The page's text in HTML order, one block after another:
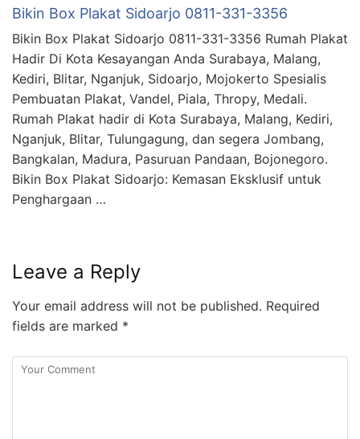
Bikin Box Plakat Sidoarjo 0811-331-3356
Bikin Box Plakat Sidoarjo 0811-331-3356 Rumah Plakat
Hadir Di Kota Kesayangan Anda Surabaya, Malang,
Kediri, Blitar, Nganjuk, Sidoarjo, Mojokerto Spesialis
Pembuatan Plakat, Vandel, Piala, Thropy, Medali.
Rumah Plakat hadir di Kota Surabaya, Malang, Kediri,
Nganjuk, Blitar, Tulungagung, dan segera Jombang,
Bangkalan, Madura, Pasuruan Pandaan, Bojonegoro.
Bikin Box Plakat Sidoarjo: Kemasan Eksklusif untuk
Penghargaan …
Leave a Reply
Your email address will not be published. Required
fields are marked *